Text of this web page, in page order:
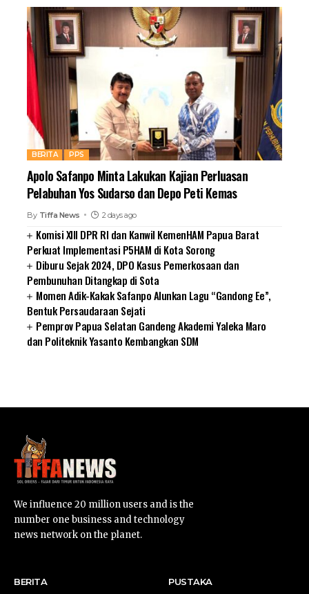
BERITA PPS
Apolo Safanpo Minta Lakukan Kajian Perluasan
Pelabuhan Yos Sudarso dan Depo Peti Kemas
By Tiffa News 2 days ago
Komisi XIII DPR RI dan Kanwil KemenHAM Papua Barat
Perkuat Implementasi P5HAM di Kota Sorong
Diburu Sejak 2024, DPO Kasus Pemerkosaan dan
Pembunuhan Ditangkap di Sota
Momen Adik-Kakak Safanpo Alunkan Lagu “Gandong Ee”,
Bentuk Persaudaraan Sejati
Pemprov Papua Selatan Gandeng Akademi Yaleka Maro
dan Politeknik Yasanto Kembangkan SDM
We influence 20 million users and is the
number one business and technology
news network on the planet.
BERITA
PUSTAKA